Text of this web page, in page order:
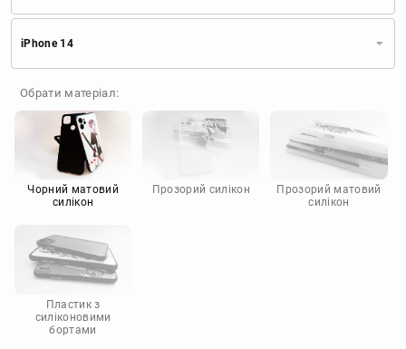
Apple
Huawei
TECNO
Google
Doogee
Infinix
Sony
Motorola
iPhone 14
Обрати матеріал:
Чорний матовий
силікон
Прозорий силікон
Прозорий матовий
силікон
Пластик з
силіконовими
бортами